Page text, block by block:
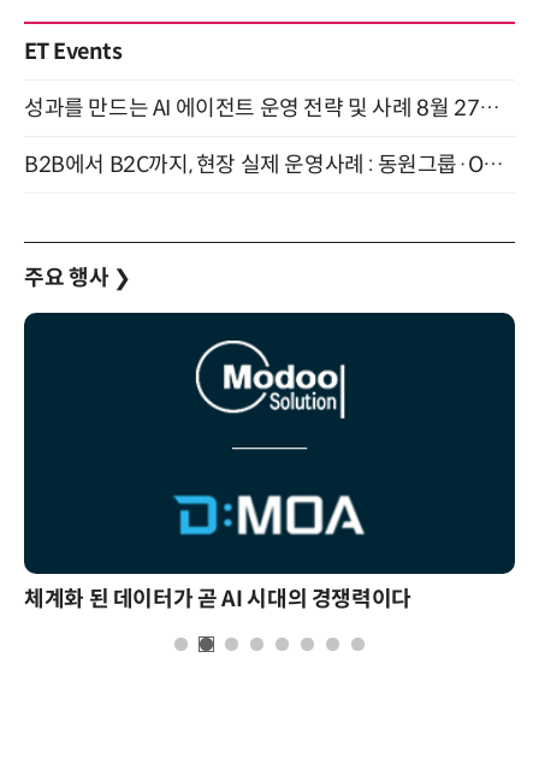
ET Events
성과를 만드는 AI 에이전트 운영 전략 및 사례 8월 27일 개최
B2B에서 B2C까지, 현장 실제 운영사례 : 동원그룹·OCI·다이닝브랜즈그룹·당근 (8/27)
주요 행사 ❯
체계화 된 데이터가 곧 AI 시대의 경쟁력이다